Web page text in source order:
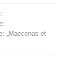
„Maecenas et